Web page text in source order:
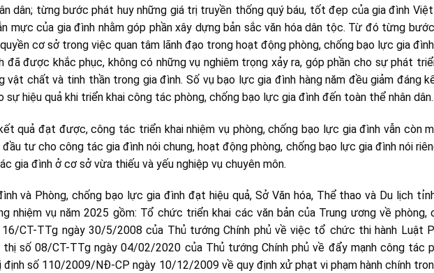
dân; từng bước phát huy những giá trị truyền thống quý báu, tốt đẹp của gia đình Việt
mực của gia đình nhằm góp phần xây dựng bản sắc văn hóa dân tộc. Từ đó từng
cơ sở trong việc quan tâm lãnh đạo trong hoạt động phòng, chống bạo lực gia
đã được khắc phục, không có những vụ nghiêm trọng xảy ra, góp phần cho sự phát
vật chất và tinh thần trong gia đình. Số vụ bạo lực gia đình hàng năm đều giảm đáng
hiệu quả khi triển khai công tác phòng, chống bạo lực gia đình đến toàn thể nhân dân.
quả đạt được, công tác triển khai nhiệm vụ phòng, chống bạo lực gia đình vẫn còn
tư cho công tác gia đình nói chung, hoạt động phòng, chống bạo lực gia đình nói
gia đình ở cơ sở vừa thiếu và yếu nghiệp vụ chuyên môn.
và Phòng, chống bạo lực gia đình đạt hiệu quả, Sở Văn hóa, Thể thao và Du lịch
nhiệm vụ năm 2025 gồm: Tổ chức triển khai các văn bản của Trung ương về phòng,
CT-TTg ngày 30/5/2008 của Thủ tướng Chính phủ về việc tổ chức thi hành Luật
số 08/CT-TTg ngày 04/02/2020 của Thủ tướng Chính phủ về đẩy mạnh công tác
định số 110/2009/NĐ-CP ngày 10/12/2009 về quy định xử phạt vi phạm hành chính